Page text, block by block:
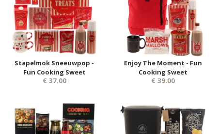
Stapelmok Sneeuwpop -
Fun Cooking Sweet
€ 37.00
Enjoy The Moment - Fun
Cooking Sweet
€ 39.00